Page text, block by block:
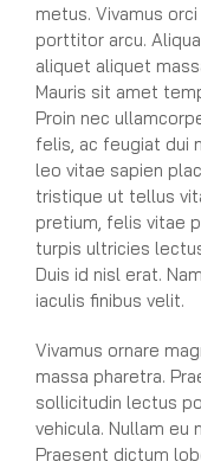
metus. Vivamus
porttitor arcu.
aliquet aliquet
Mauris sit amet
Proin nec
felis, ac feugiat dui
leo vitae sapien
tristique ut tellus
pretium, felis vitae
turpis ultricies
Duis id nisl erat.
iaculis finibus velit.
Vivamus ornare
massa pharetra.
sollicitudin lectus
vehicula. Nullam
Praesent dictum